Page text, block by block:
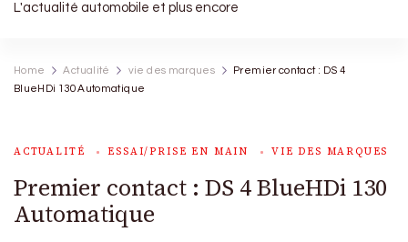
L'actualité automobile et plus encore
Home Actualité vie des marques
Premier contact : DS 4
BlueHDi 130 Automatique
ACTUALITÉ ESSAI/PRISE EN MAIN VIE DES MARQUES
Premier contact : DS 4 BlueHDi 130
Automatique